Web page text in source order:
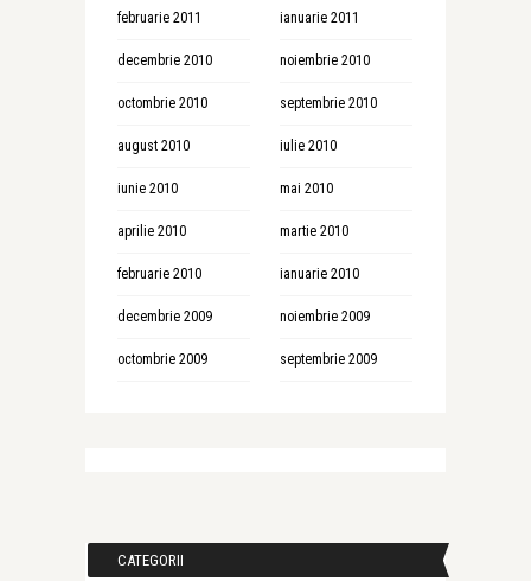
februarie 2011 ianuarie 2011
decembrie 2010 noiembrie 2010
octombrie 2010 septembrie 2010
august 2010 iulie 2010
iunie 2010 mai 2010
aprilie 2010 martie 2010
februarie 2010 ianuarie 2010
decembrie 2009 noiembrie 2009
octombrie 2009 septembrie 2009
CATEGORII